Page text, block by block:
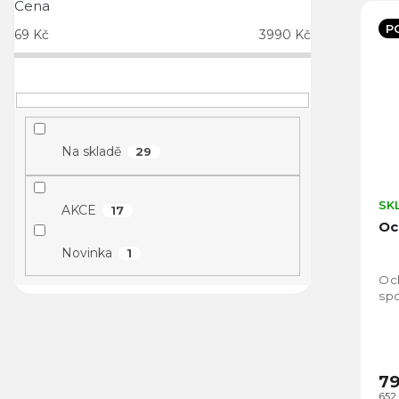
Cena
69 Kč 3990 Kč
Na skladě 29
AKCE 17
Novinka 1